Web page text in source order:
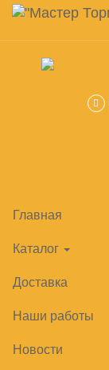
Skip
main
content
Навигация
Главная
Каталог
Доставка
Наши работы
Новости
Корзина